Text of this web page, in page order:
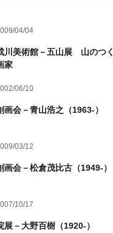
04/04
川美術館－五山展 山のつく
家
06/10
画会－青山浩之（1963-）
03/12
画会－松倉茂比古（1949-）
10/17
展－大野百樹（1920-）